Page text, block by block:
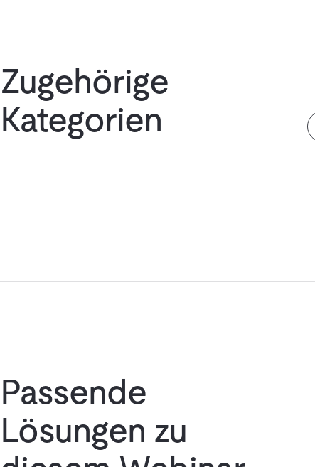
Zugehörige
Kategorien
Passende
Lösungen zu